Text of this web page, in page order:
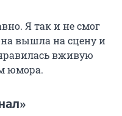
Я так и не смог
вышла на сцену и
вживую
юмора.